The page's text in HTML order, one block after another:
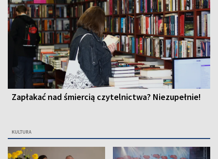
Zapłakać nad śmiercią czytelnictwa? Niezupełnie!
KULTURA